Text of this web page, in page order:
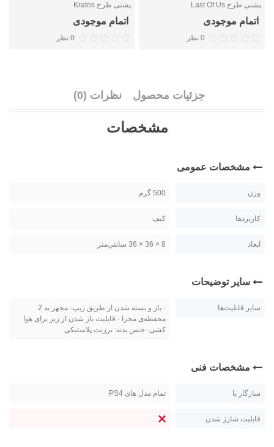
پشتی طرح Last Of Us
اتمام موجودی
0 نظر
پشتی طرح Kratos
اتمام موجودی
0 نظر
جزئیات محصول نظرات (0)
مشخصات
مشخصات عمومی
وزن 500 گرم
کاربردها کیف
ابعاد 8 × 36 × 36 سانتي‌متر
سایر توضیحات
سایر قابلیت‌ها
- باز و بسته شدن از طریق زیپ- مجهز به 2
محفظه‌ی مجزا - قابلیت باز شدن از زیر برای هوا
کشی- جنس بدنه: برزنت پلاستیکی
مشخصات فنی
سازگار با تمام مدل های PS4
قابلیت شارژ شدن